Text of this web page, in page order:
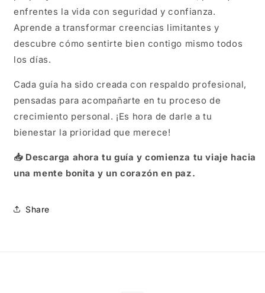
enfrentes la vida con seguridad y confianza.
Aprende a transformar creencias limitantes y
descubre cómo sentirte bien contigo mismo todos
los días.
Cada guía ha sido creada con respaldo profesional,
pensadas paraacompañarte en tu proceso de
crecimiento personal. ¡Es hora de darle a tu
bienestar la prioridad que merece!
📥 Descarga ahora tu guía y comienza tu viaje hacia
una mente bonita y un corazón en paz.
Share